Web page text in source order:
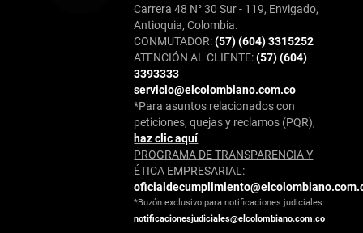
Carrera 48 N° 30 Sur - 119, Envigado,
Antioquia, Colombia.
CONMUTADOR:(57) (604) 3315252
ATENCIÓN AL CLIENTE:(57) (604)
3393333
servicio@elcolombiano.com.co
*Para asuntos relacionados con
peticiones, quejas y reclamos (PQR),
haz clic aquí
PROGRAMA DE TRANSPARENCIA Y
ÉTICA EMPRESARIAL:
*Buzón exclusivo para notificaciones judiciales:
notificacionesjudiciales@elcolombiano.com.co